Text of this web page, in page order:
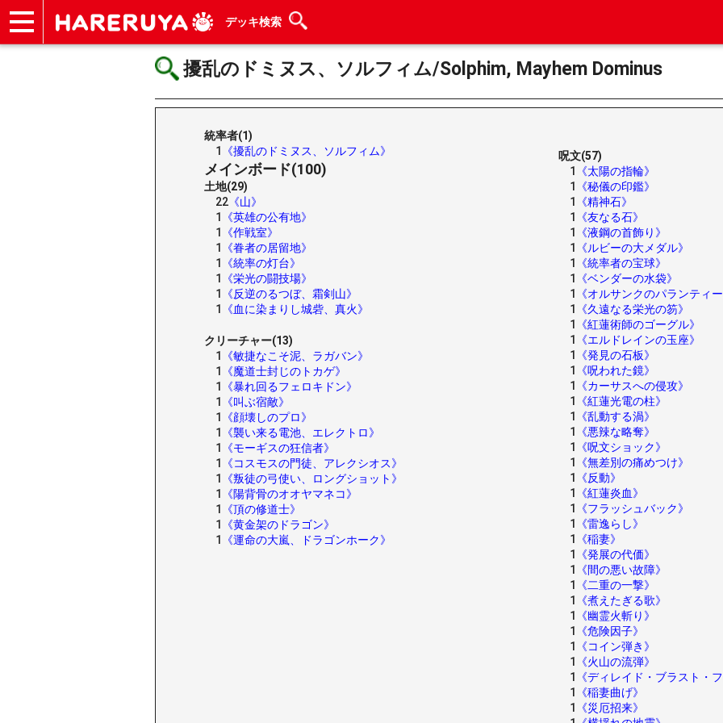
デッキ検索
擾乱のドミヌス、ソルフィム/Solphim, Mayhem Dominus
統率者(1)
1
《擾乱のドミヌス、ソルフィム》
メインボード(100)
土地(29)
22 《山》
1
《英雄の公有地》
1
《作戦室》
1
《眷者の居留地》
1
《統率の灯台》
1
《栄光の闘技場》
1
《反逆のるつぼ、霜剣山》
1
《血に染まりし城砦、真火》
クリーチャー(13)
1
《敏捷なこそ泥、ラガバン》
1
《魔道士封じのトカゲ》
1
《暴れ回るフェロキドン》
1
《叫ぶ宿敵》
1
《顔壊しのプロ》
1
《襲い来る電池、エレクトロ》
1
《モーギスの狂信者》
1
《コスモスの門徒、アレクシオス》
1
《叛徒の弓使い、ロングショット》
1
《陽背骨のオオヤマネコ》
1
《頂の修道士》
1
《黄金架のドラゴン》
1
《運命の大嵐、ドラゴンホーク》
呪文(57)
1
《太陽の指輪》
1
《秘儀の印鑑》
1
《精神石》
1
《友なる石》
1
《液鋼の首飾り》
1
《ルビーの大メダル》
1
《統率者の宝球》
1
《ベンダーの水袋》
1
《オルサンクのパランティー
1
《久遠なる栄光の笏》
1
《紅蓮術師のゴーグル》
1
《エルドレインの玉座》
1
《発見の石板》
1
《呪われた鏡》
1
《カーサスへの侵攻》
1
《紅蓮光電の柱》
1
《乱動する渦》
1
《悪辣な略奪》
1
《呪文ショック》
1
《無差別の痛めつけ》
1
《反動》
1
《紅蓮炎血》
1
《フラッシュバック》
1
《雷逸らし》
1
《稲妻》
1
《発展の代価》
1
《間の悪い故障》
1
《二重の一撃》
1
《煮えたぎる歌》
1
《幽霊火斬り》
1
《危険因子》
1
《コイン弾き》
1
《火山の流弾》
1
《ディレイド・ブラスト・
1
《稲妻曲げ》
1
《災厄招来》